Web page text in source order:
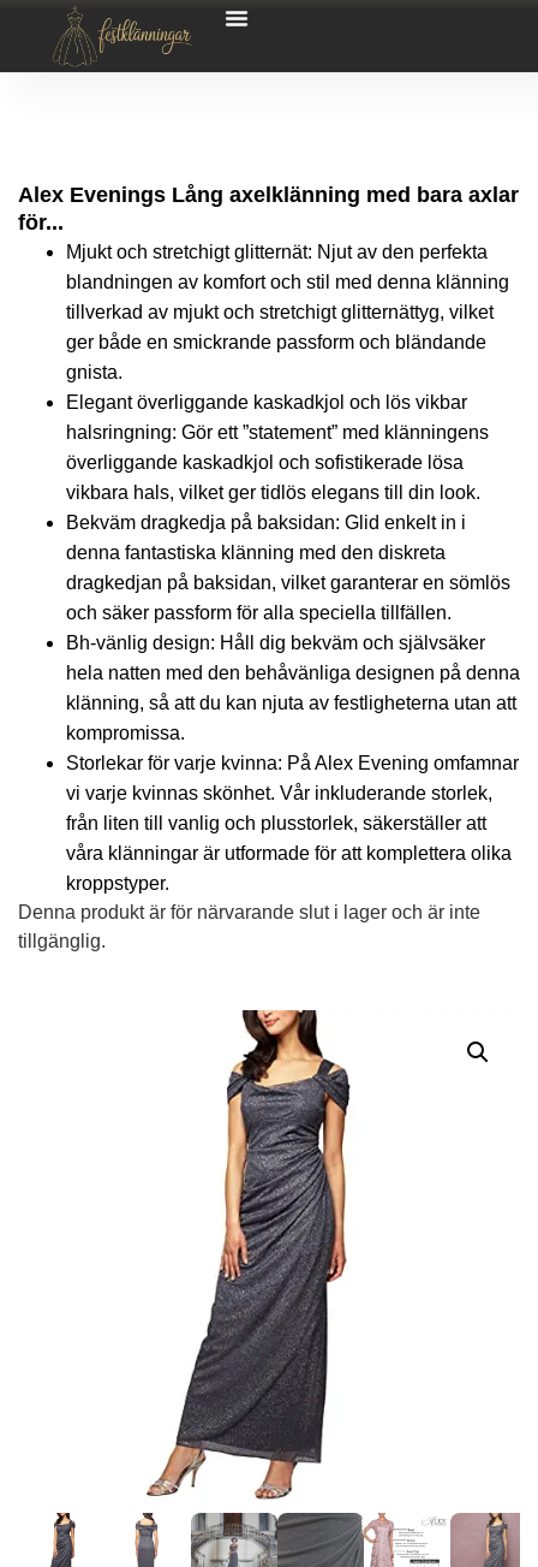
Alex Evenings Lång axelklänning med bara axlar
för...
Mjukt och stretchigt glitternät: Njut av den perfekta
blandningen av komfort och stil med denna klänning
tillverkad av mjukt och stretchigt glitternättyg, vilket
ger både en smickrande passform och bländande
gnista.
Elegant överliggande kaskadkjol och lös vikbar
halsringning: Gör ett ”statement” med klänningens
överliggande kaskadkjol och sofistikerade lösa
vikbara hals, vilket ger tidlös elegans till din look.
Bekväm dragkedja på baksidan: Glid enkelt in i
denna fantastiska klänning med den diskreta
dragkedjan på baksidan, vilket garanterar en sömlös
och säker passform för alla speciella tillfällen.
Bh-vänlig design: Håll dig bekväm och självsäker
hela natten med den behåvänliga designen på denna
klänning, så att du kan njuta av festligheterna utan att
kompromissa.
Storlekar för varje kvinna: På Alex Evening omfamnar
vi varje kvinnas skönhet. Vår inkluderande storlek,
från liten till vanlig och plusstorlek, säkerställer att
våra klänningar är utformade för att komplettera olika
kroppstyper.
Denna produkt är för närvarande slut i lager och är inte
tillgänglig.